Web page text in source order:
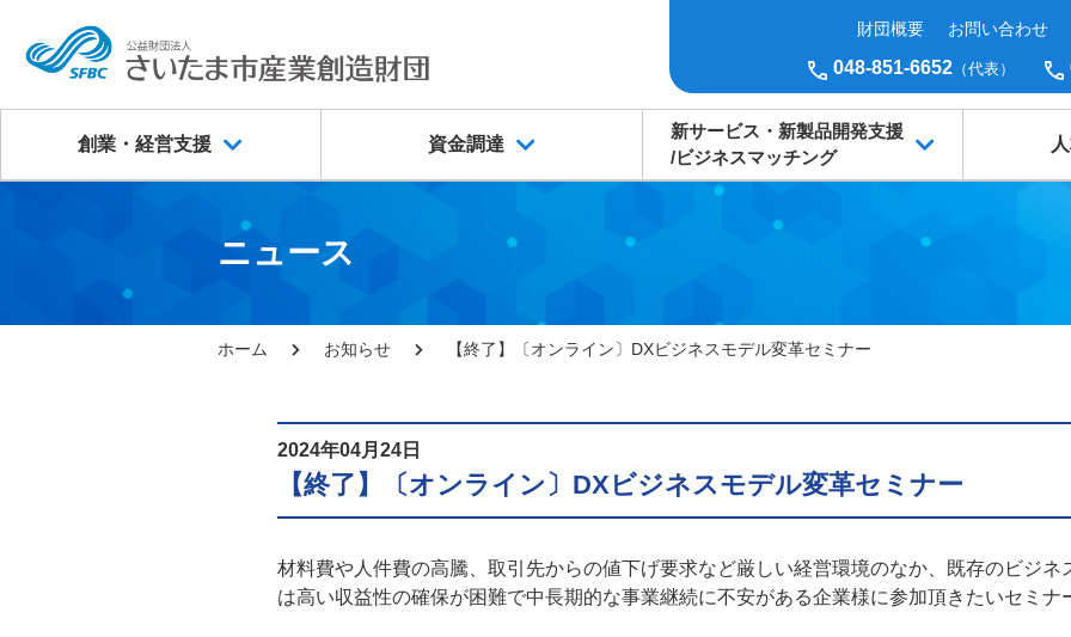
財団概要 お問い合わせ
048-851-6652 （代表）
創業・経営支援 資金調達
新サービス・新製品開発支援
/ビジネスマッチング
ニュース
ホーム お知らせ 【終了】〔オンライン〕DXビジネスモデル変革セミナー
2024年04月24日
【終了】〔オンライン〕DXビジネスモデル変革セミナー
材料費や人件費の高騰、取引先からの値下げ要求など厳しい経営環境のなか、既存のビジネ
は高い収益性の確保が困難で中長期的な事業継続に不安がある企業様に参加頂きたいセミナ